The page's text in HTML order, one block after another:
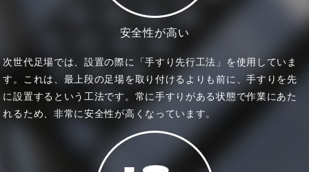
安全性が高い
次世代足場では、設置の際に「手すり先行工法」を使用していま
す。これは、最上段の足場を取り付けるよりも前に、手すりを先
に設置するという工法です。常に手すりがある状態で作業にあた
れるため、非常に安全性が高くなっています。